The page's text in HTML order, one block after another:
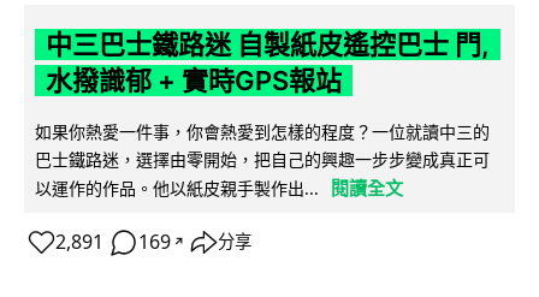
中三巴士鐵路迷 自製紙皮遙控巴士 門,
水撥識郁 + 實時GPS報站
如果你熱愛一件事，你會熱愛到怎樣的程度？一位就讀中三的
巴士鐵路迷，選擇由零開始，把自己的興趣一步步變成真正可
以運作的作品。他以紙皮親手製作出...
閱讀全文
2,891 169 ↗ 分享